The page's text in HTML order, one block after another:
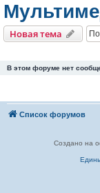
Новая тема
В этом форуме нет
Список форумов
Создано на